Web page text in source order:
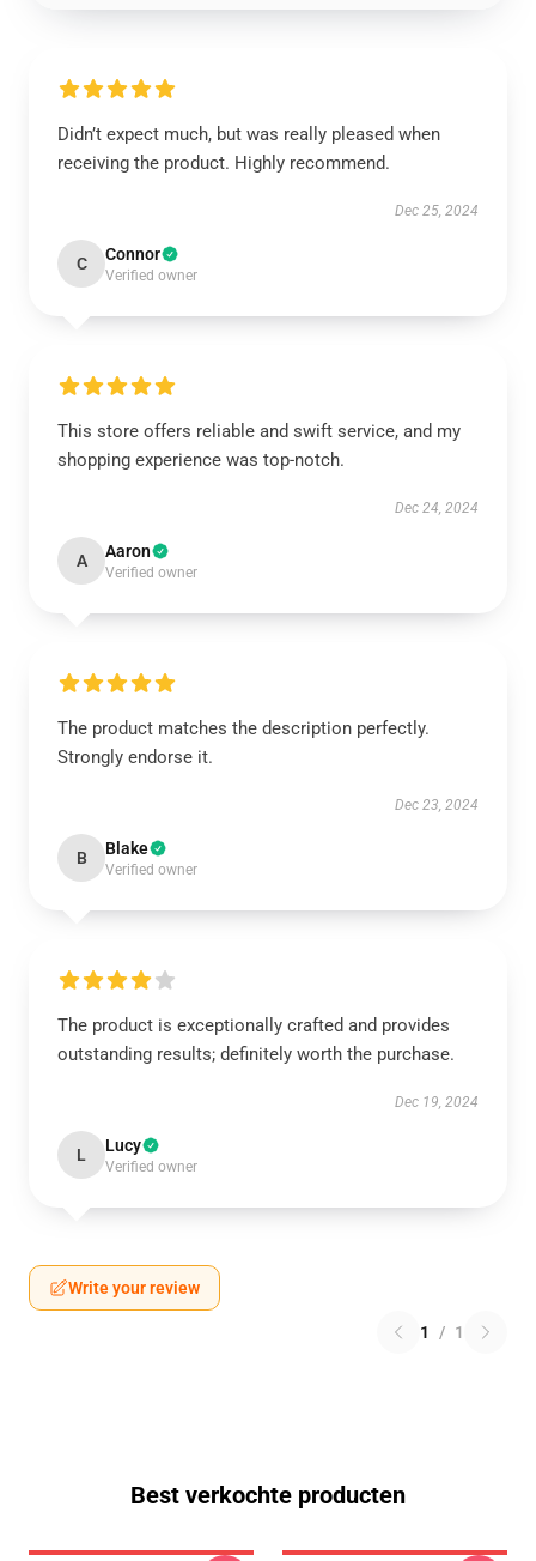
Didn’t expect much, but was really pleased when
receiving the product. Highly recommend.
Dec 25, 2024
C Connor
Verified owner
This store offers reliable and swift service, and my
shopping experience was top-notch.
Dec 24, 2024
A Aaron
Verified owner
The product matches the description perfectly.
Strongly endorse it.
Dec 23, 2024
B Blake
Verified owner
The product is exceptionally crafted and provides
outstanding results; definitely worth the purchase.
Dec 19, 2024
L Lucy
Verified owner
Write your review
1 / 1
Best verkochte producten